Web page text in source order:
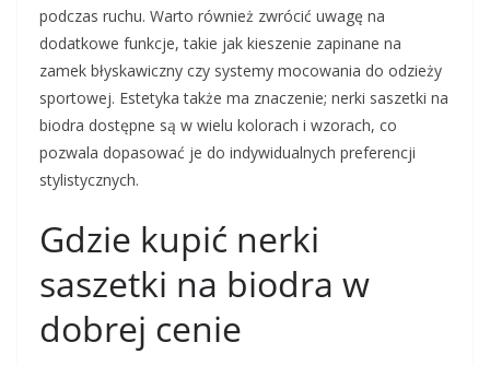
podczas ruchu. Warto również zwrócić uwagę na
dodatkowe funkcje, takie jak kieszenie zapinane na
zamek błyskawiczny czy systemy mocowania do odzieży
sportowej. Estetyka także ma znaczenie; nerki saszetki na
biodra dostępne są w wielu kolorach i wzorach, co
pozwala dopasować je do indywidualnych preferencji
stylistycznych.
Gdzie kupić nerki
saszetki na biodra w
dobrej cenie